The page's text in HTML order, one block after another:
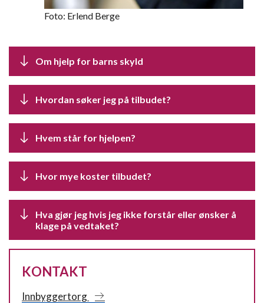
Foto: Erlend Berge
Om hjelp for barns skyld
Hvordan søker jeg på tilbudet?
Hvem står for hjelpen?
Hvor mye koster tilbudet?
Hva gjør jeg hvis jeg ikke forstår eller ønsker å
klage på vedtaket?
KONTAKT
Innbyggertorg